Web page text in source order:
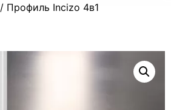
/ Профиль Incizo 4в1